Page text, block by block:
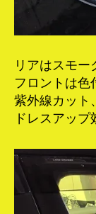
リアはスモー
フロントは色
紫外線カット
ドレスアッ